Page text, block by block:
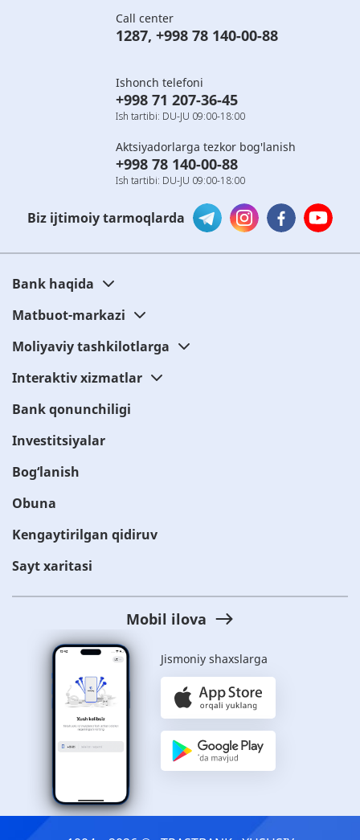
Call center
1287, +998 78 140-00-88
Ishonch telefoni
+998 71 207-36-45
Ish tartibi: DU-JU 09:00-18:00
Aktsiyadorlarga tezkor bog'lanish
+998 78 140-00-88
Ish tartibi: DU-JU 09:00-18:00
Biz ijtimoiy tarmoqlarda
Bank haqida
Matbuot-markazi
Moliyaviy tashkilotlarga
Interaktiv xizmatlar
Bank qonunchiligi
Investitsiyalar
Bog‘lanish
Obuna
Kengaytirilgan qidiruv
Sayt xaritasi
Mobil ilova
Jismoniy shaxslarga